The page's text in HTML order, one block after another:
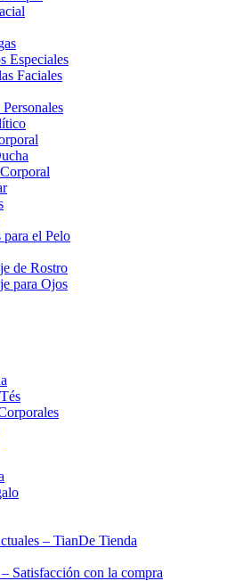
Especiales
Faciales
para el Pelo
de Rostro
para Ojos
– TianDe Tienda
Satisfacción con la compra